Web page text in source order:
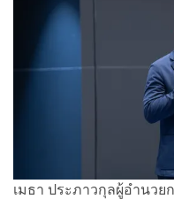
เมธา ประภาวกุลผู้อำนวย